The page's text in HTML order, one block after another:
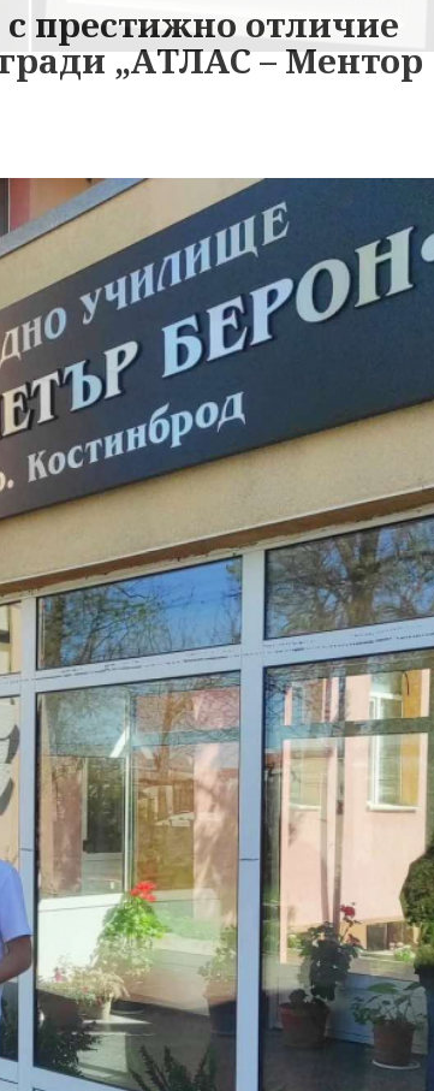
престижно отличие
„АТЛАС – Ментор